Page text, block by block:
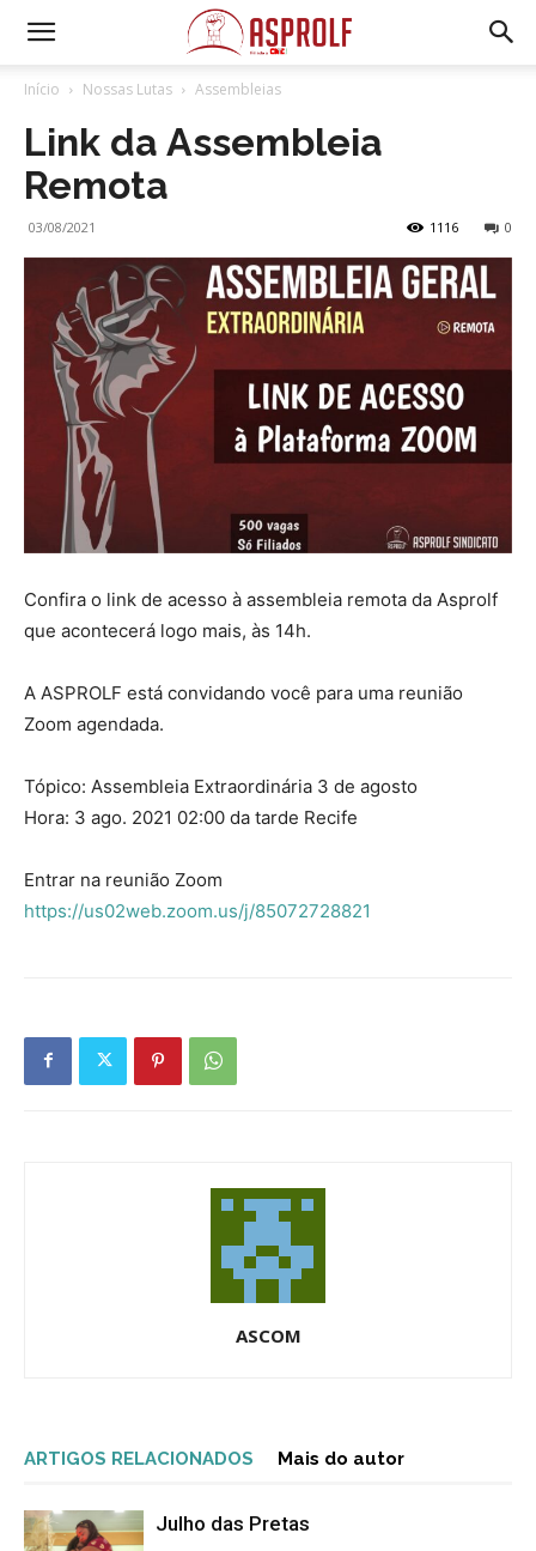
Início Nossas Lutas Assembleias
Link da Assembleia
Remota
03/08/2021 0
1116
Confira o link de acesso à assembleia remota da Asprolf
que acontecerá logo mais, às 14h.
A ASPROLF está convidando você para uma reunião
Zoom agendada.
Tópico: Assembleia Extraordinária 3 de agosto
Hora: 3 ago. 2021 02:00 da tarde Recife
Entrar na reunião Zoom
https://us02web.zoom.us/j/85072728821
ASCOM
ARTIGOS RELACIONADOS Mais do autor
Julho das Pretas